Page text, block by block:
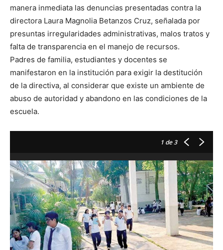
manera inmediata las denuncias presentadas contra la
directora Laura Magnolia Betanzos Cruz, señalada por
presuntas irregularidades administrativas, malos tratos y
falta de transparencia en el manejo de recursos.
Padres de familia, estudiantes y docentes se
manifestaron en la institución para exigir la destitución
de la directiva, al considerar que existe un ambiente de
abuso de autoridad y abandono en las condiciones de la
escuela.
1 de 3